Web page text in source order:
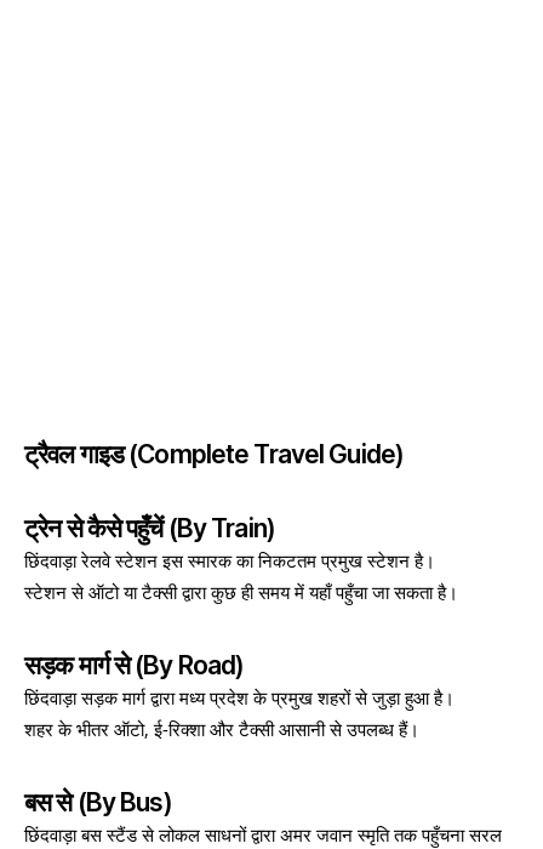
ट्रैवल गाइड (Complete Travel Guide)
ट्रेन से कैसे पहुँचें (By Train)
छिंदवाड़ा रेलवे स्टेशन इस स्मारक का निकटतम प्रमुख स्टेशन है।
स्टेशन से ऑटो या टैक्सी द्वारा कुछ ही समय में यहाँ पहुँचा जा सकता है।
सड़क मार्ग से (By Road)
छिंदवाड़ा सड़क मार्ग द्वारा मध्य प्रदेश के प्रमुख शहरों से जुड़ा हुआ है।
शहर के भीतर ऑटो, ई-रिक्शा और टैक्सी आसानी से उपलब्ध हैं।
बस से (By Bus)
छिंदवाड़ा बस स्टैंड से लोकल साधनों द्वारा अमर जवान स्मृति तक पहुँचना सरल